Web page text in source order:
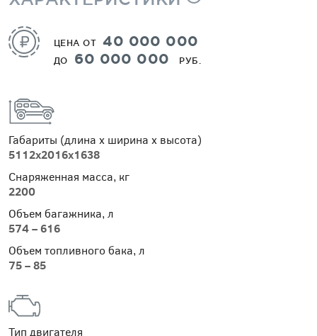
ЦЕНА ОТ 40 000 000
ДО 60 000 000 РУБ.
Габариты (длина х ширина х высота)
5112x2016x1638
Снаряженная масса, кг
2200
Объем багажника, л
574 – 616
Объем топливного бака, л
75 – 85
Тип двигателя